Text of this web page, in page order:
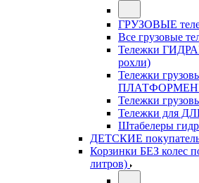
ГРУЗОВЫЕ
Все грузовые
Тележки
рохли)
Тележки
Тележки
Тележки для
Штабелеры
ДЕТСКИЕ
Корзинки БЕЗ колес
литров)